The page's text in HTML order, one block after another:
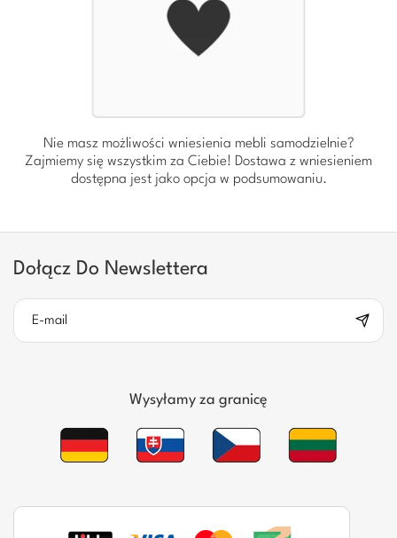
Nie masz możliwości wniesienia mebli samodzielnie?
Zajmiemy się wszystkim za Ciebie! Dostawa z wniesieniem
dostępna jest jako opcja w podsumowaniu.
Dołącz Do Newslettera
Wysyłamy za granicę